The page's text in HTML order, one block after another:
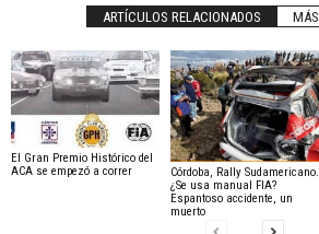
ARTÍCULOS RELACIONADOS
El Gran Premio Histórico del
ACA se empezó a correr
Córdoba, Rally Sudamericano.
¿Se usa manual FIA?
Espantoso accidente, un
muerto